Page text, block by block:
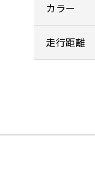
カラー
走行距離